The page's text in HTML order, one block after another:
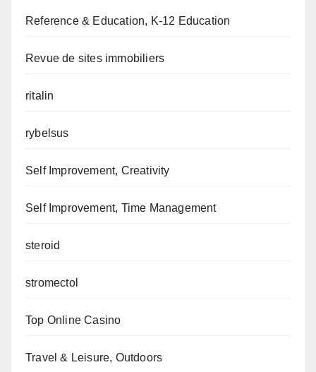
Reference & Education, K-12 Education
Revue de sites immobiliers
ritalin
rybelsus
Self Improvement, Creativity
Self Improvement, Time Management
steroid
stromectol
Top Online Casino
Travel & Leisure, Outdoors